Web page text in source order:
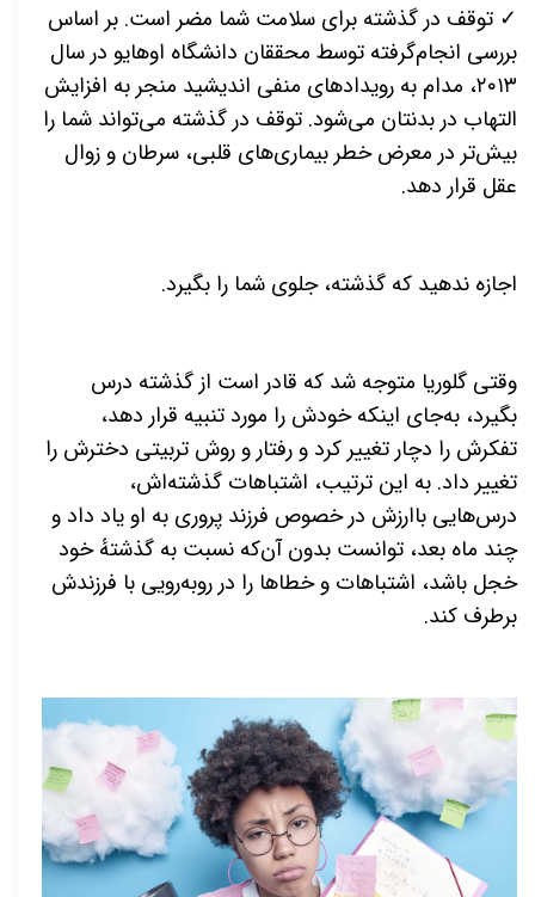
✓ توقف در گذشته برای سلامت شما مضر است. بر اساس
بررسی انجام‌گرفته توسط محققان دانشگاه اوهایو در سال
۲۰۱۳، مدام به رویدادهای منفی اندیشید منجر به افزایش
التهاب در بدنتان می‌شود. توقف در گذشته می‌تواند شما را
بیش‌تر در معرض خطر بیماری‌های قلبی، سرطان و زوال
عقل قرار دهد.
اجازه ندهید که گذشته، جلوی شما را بگیرد.
وقتی گلوریا متوجه شد که قادر است از گذشته درس
بگیرد، به‌جای اینکه خودش را مورد تنبیه قرار دهد،
تفکرش را دچار تغییر کرد و رفتار و روش تربیتی دخترش را
تغییر داد. به این ترتیب، اشتباهات گذشته‌اش،
درس‌هایی باارزش در خصوص فرزند پروری به او یاد داد و
چند ماه بعد، توانست بدون آن‌که نسبت به گذشتهٔ خود
خجل باشد، اشتباهات و خطاها را در روبه‌رویی با فرزندش
برطرف کند.